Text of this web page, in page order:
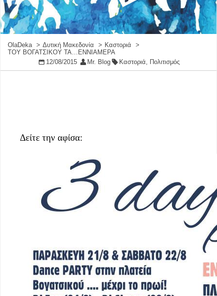
OlaDeka Δυτική Μακεδονία
Καστοριά
ΤΟΥ ΒΟΓΑΤΣΙΚΟΥ ΤΑ…ΕΝΝΙΑΜΕΡΑ
12/08/2015
Mr. Blog Καστοριά Πολιτισμός
Δείτε την αφίσα: